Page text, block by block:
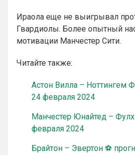
Ираола еще не выигрывал
Гвардиолы. Более опытный
мотивации Манчестер Сити.
Читайте также:
Астон Вилла – Ноттингем
24 февраля 2024
Манчестер Юнайтед –
февраля 2024
Брайтон – Эвертон ⚽